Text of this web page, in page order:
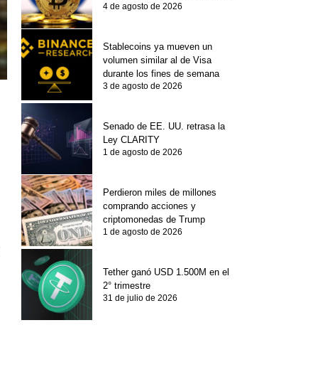
4 de agosto de 2026
Stablecoins ya mueven un
volumen similar al de Visa
durante los fines de semana
3 de agosto de 2026
Senado de EE. UU. retrasa la
Ley CLARITY
1 de agosto de 2026
Perdieron miles de millones
comprando acciones y
criptomonedas de Trump
1 de agosto de 2026
Tether ganó USD 1.500M en el
2° trimestre
31 de julio de 2026